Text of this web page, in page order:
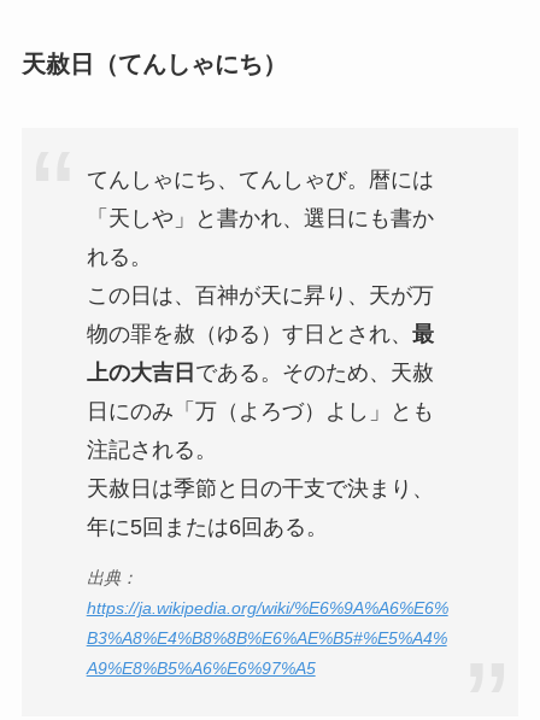
天赦日 （てんしゃにち）
てんしゃにち、てんしゃび。暦には
「天しや」と書かれ、選日にも書か
れる。
この日は、百神が天に昇り、天が万
物の罪を赦（ゆる）す日とされ、 最
上の大吉日 である。そのため、天赦
日にのみ「万（よろづ）よし」とも
注記される。
天赦日は季節と日の干支で決まり、
年に5回または6回ある。
出典：
https://ja.wikipedia.org/wiki/%E6%9A%A6%E6%
B3%A8%E4%B8%8B%E6%AE%B5#%E5%A4%
A9%E8%B5%A6%E6%97%A5